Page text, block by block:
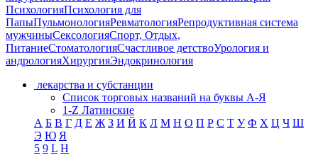
ПсихологияПсихология для
ПапыПульмонологияРевматологияРепродуктивная система
мужчиныСексологияСпорт, Отдых,
ПитаниеСтоматологияСчастливое детствоУрология и
андрологияХирургияЭндокринология
лекарства и субстанции
Список торговых названий на буквы А-Я
1-Z Латинские
А Б В Г Д Е Ж З И Й К Л М Н О П Р С Т У Ф Х Ц Ч Ш
Э Ю Я
5 9 L H